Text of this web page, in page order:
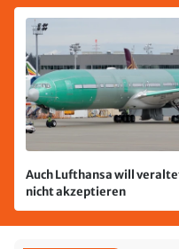
Auch Lufthansa will
nicht akzeptieren